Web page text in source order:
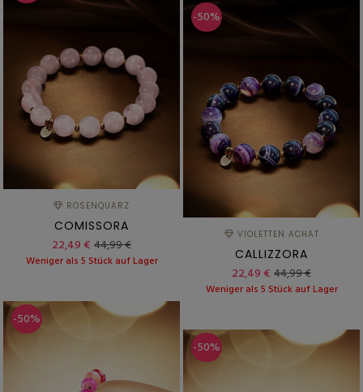
ROSENQUARZ
COMISSORA
22,49 € 44,99 €
Weniger als 5 Stück auf Lager
-50%
VIOLETTEN ACHAT
CALLIZZORA
22,49 € 44,99 €
Weniger als 5 Stück auf Lager
-50%
-50%